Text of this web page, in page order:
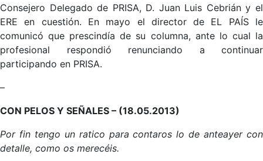
Consejero Delegado de PRISA, D. Juan Luis Cebrián y el
ERE en cuestión. En mayo el director de EL PAÍS le
comunicó que prescindía de su columna, ante lo cual la
profesional respondió renunciando a continuar
participando en PRISA.
–
CON PELOS Y SEÑALES – (18.05.2013)
Por fin tengo un ratico para contaros lo de anteayer con
detalle, como os merecéis.